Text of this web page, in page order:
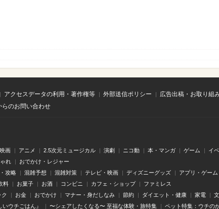
アクセスデータの利用・著作権等 外部送信ポリシー
広告出稿・お取り組
のお問い合わせ
映画 アニメ 2.5次元ミュージカル 演劇 ニコ動 本・マンガ ゲーム イ
れ おでかけ・レジャー
攻略 混雑予想 混雑対策 テレビ・映画 ディズニーグッズ アプリ・ゲーム
料 お菓子 お酒 コンビニ カフェ・ショップ ファミレス
お金 おでかけ マナー・身だしなみ 節約 ダイエット・健康 家電
ウチごはん』 〜シェアしたくなる〜 至福な体験・旅特集 ペット特集：ウチの